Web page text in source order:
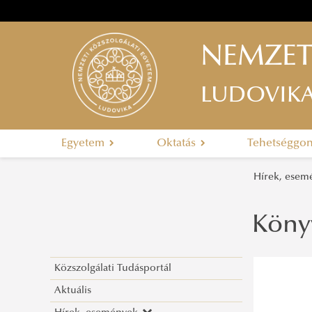
Egyetem Oktatás
Hírek,
Közszolgálati Tudásportál
Aktuális